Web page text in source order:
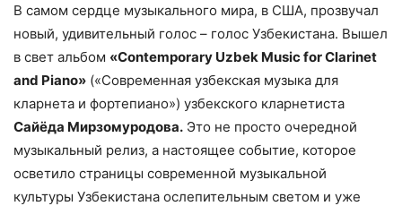
В самом сердце музыкального мира, в США, прозвучал
новый, удивительный голос – голос Узбекистана. Вышел
в свет альбом «Contemporary Uzbek Music for Clarinet
and Piano» («Современная узбекская музыка для
кларнета и фортепиано») узбекского кларнетиста
Сайёда Мирзомуродова. Это не просто очередной
музыкальный релиз, а настоящее событие, которое
осветило страницы современной музыкальной
культуры Узбекистана ослепительным светом и уже